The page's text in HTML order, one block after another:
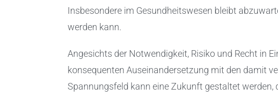
Insbesondere im Gesundheitswesen bleibt
werden kann.
Angesichts der Notwendigkeit, Risiko und Recht in
konsequenten Auseinandersetzung mit den damit
Spannungsfeld kann eine Zukunft gestaltet